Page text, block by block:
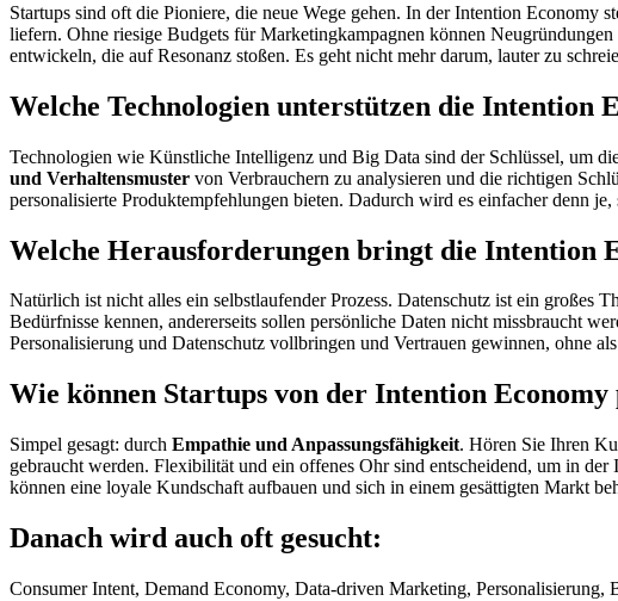
Startups sind oft die Pioniere, die neue Wege gehen. In der Intention Economy
liefern. Ohne riesige Budgets für Marketingkampagnen können
entwickeln, die auf Resonanz stoßen. Es geht nicht mehr darum, lauter zu
Welche Technologien unterstützen die Intention
Technologien wie Künstliche Intelligenz und Big Data sind der Schlüssel, um
und Verhaltensmuster von Verbrauchern zu analysieren und die richtigen
personalisierte Produktempfehlungen bieten. Dadurch wird es einfacher denn je,
Welche Herausforderungen bringt die Intention
Natürlich ist nicht alles ein selbstlaufender Prozess. Datenschutz ist ein großes
Bedürfnisse kennen, andererseits sollen persönliche Daten nicht missbraucht
Personalisierung und Datenschutz vollbringen und Vertrauen gewinnen, ohne
Wie können Startups von der Intention
Simpel gesagt: durch Empathie und Anpassungsfähigkeit. Hören Sie Ihren
gebraucht werden. Flexibilität und ein offenes Ohr sind entscheidend, um in
können eine loyale Kundschaft aufbauen und sich in einem gesättigten Markt
Danach wird auch oft gesucht:
Consumer Intent, Demand Economy, Data-driven Marketing,